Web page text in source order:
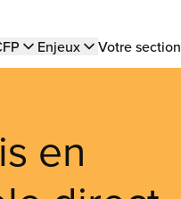
Enjeux Votre
en